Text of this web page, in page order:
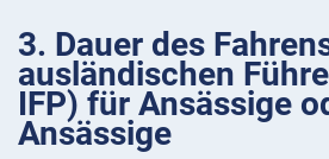
3. Dauer des
ausländischen
IFP) für Ansässige
Ansässige